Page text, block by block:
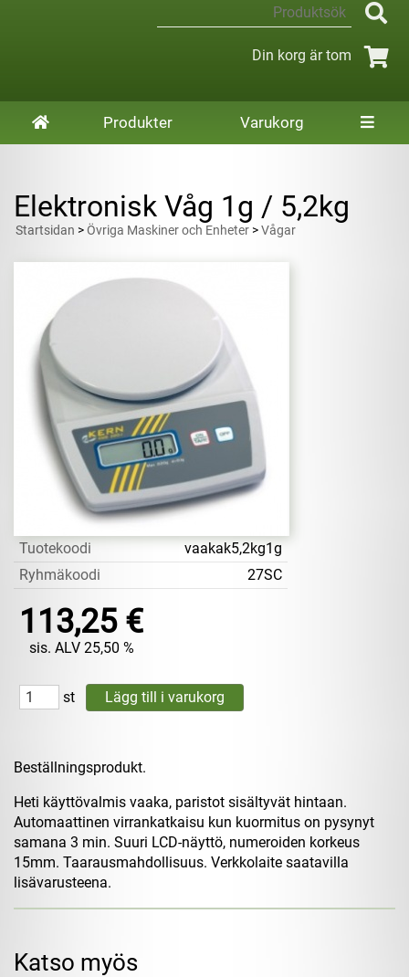
Din korg är tom
Produkter Varukorg
Elektronisk Våg 1g / 5,2kg
Startsidan >Övriga Maskiner och Enheter >Vågar
Tuotekoodi
vaakak5,2kg1g
Ryhmäkoodi
27SC
113,25 €
sis. ALV 25,50 %
st
Beställningsprodukt.
Heti käyttövalmis vaaka, paristot sisältyvät hintaan.
Automaattinen virrankatkaisu kun kuormitus on pysynyt
samana 3 min. Suuri LCD-näyttö, numeroiden korkeus
15mm. Taarausmahdollisuus. Verkkolaite saatavilla
lisävarusteena.
Katso myös